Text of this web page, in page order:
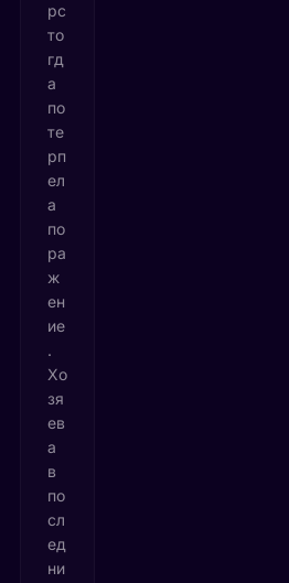
рс
то
гд
а
по
те
рп
ел
а
по
ра
ж
ен
ие
.
Хо
зя
ев
а
в
по
сл
ед
ни